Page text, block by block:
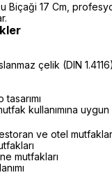
Biçaği 17 Cm,
çelik (DIN 1.4116)
kullanımına uygun
ve otel
mutfakları